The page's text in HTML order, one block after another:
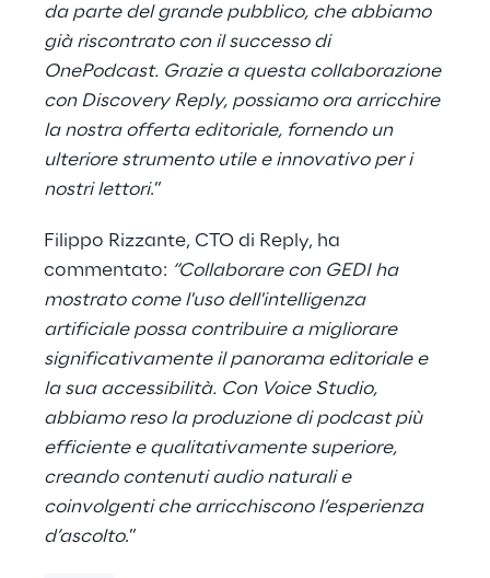
da parte del grande pubblico, che abbiamo
già riscontrato con il successo di
OnePodcast. Grazie a questa collaborazione
con Discovery Reply, possiamo ora arricchire
la nostra offerta editoriale, fornendo un
ulteriore strumento utile e innovativo per i
nostri lettori.”
Filippo Rizzante, CTO di Reply, ha
commentato: “Collaborare con GEDI ha
mostrato come l'uso dell'intelligenza
artificiale possa contribuire a migliorare
significativamente il panorama editoriale e
la sua accessibilità. Con Voice Studio,
abbiamo reso la produzione di podcast più
efficiente e qualitativamente superiore,
creando contenuti audio naturali e
coinvolgenti che arricchiscono l’esperienza
d’ascolto.”